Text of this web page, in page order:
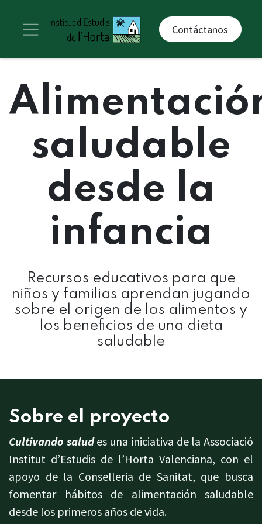
Contáctanos
saludable
desde la
infancia
Recursos educativos para que
niños y familias aprendan jugando
sobre el origen de los alimentos y
los beneficios de una dieta
saludable
Sobre el proyecto
Cultivando saludes una iniciativa de la Associació
Institut d’Estudis de l’Horta Valenciana, con el
apoyo de la Conselleria de Sanitat, que busca
fomentar hábitos de alimentación saludable
desde los primeros años de vida.